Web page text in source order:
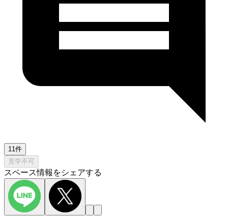
11件
見学不可
スペース情報をシェアする